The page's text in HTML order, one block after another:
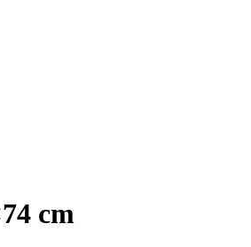
cm